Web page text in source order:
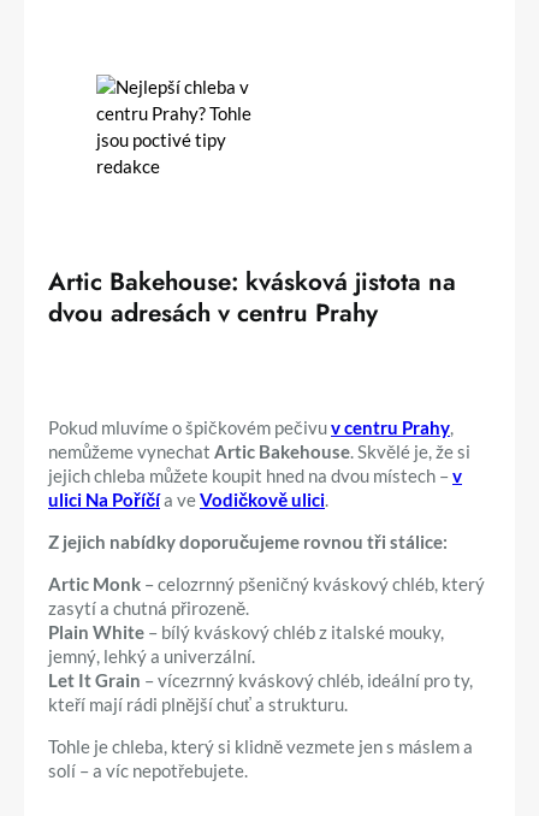
Artic Bakehouse: kvásková jistota na
dvou adresách v centru Prahy
Pokud mluvíme o špičkovém pečivuv centru Prahy,
nemůžeme vynechat Artic Bakehouse. Skvělé je, že si
jejich chleba můžete koupit hned na dvou místech –v
ulici Na Poříčía veVodičkově ulici.
Z jejich nabídky doporučujeme rovnou tři stálice:
Artic Monk – celozrnný pšeničný kváskový chléb, který
zasytí a chutná přirozeně.
Plain White – bílý kváskový chléb z italské mouky,
jemný, lehký a univerzální.
Let It Grain – vícezrnný kváskový chléb, ideální pro ty,
kteří mají rádi plnější chuť a strukturu.
Tohle je chleba, který si klidně vezmete jen s máslem a
solí – a víc nepotřebujete.